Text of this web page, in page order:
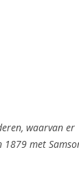
waarvan er
met